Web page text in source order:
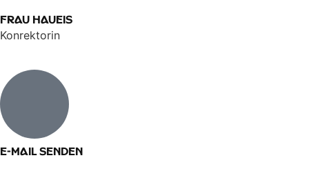
Frau Haueis
Konrektorin
E-Mail senden​